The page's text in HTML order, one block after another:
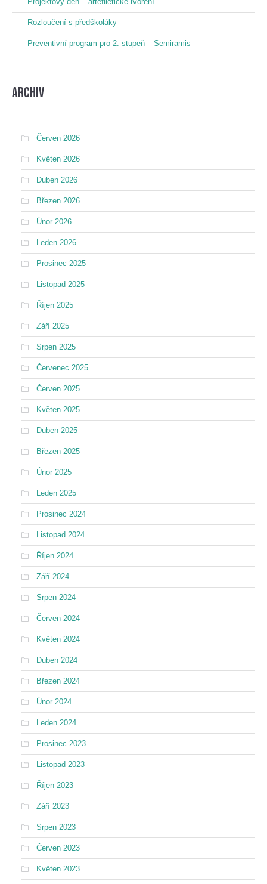
Rozloučení s předškoláky
Preventivní program pro 2. stupeň – Semiramis
Archiv
Červen 2026
Květen 2026
Duben 2026
Březen 2026
Únor 2026
Leden 2026
Prosinec 2025
Listopad 2025
Říjen 2025
Září 2025
Srpen 2025
Červenec 2025
Červen 2025
Květen 2025
Duben 2025
Březen 2025
Únor 2025
Leden 2025
Prosinec 2024
Listopad 2024
Říjen 2024
Září 2024
Srpen 2024
Červen 2024
Květen 2024
Duben 2024
Březen 2024
Únor 2024
Leden 2024
Prosinec 2023
Listopad 2023
Říjen 2023
Září 2023
Srpen 2023
Červen 2023
Květen 2023